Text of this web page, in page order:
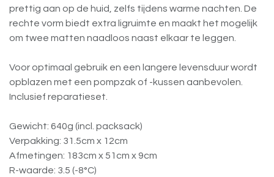
prettig aan op de huid, zelfs tijdens warme nachten. De
rechte vorm biedt extra ligruimte en maakt het mogelijk
om twee matten naadloos naast elkaar te leggen.
Voor optimaal gebruik en een langere levensduur wordt
opblazen met een pompzak of -kussen aanbevolen.
Inclusief reparatieset.
Gewicht: 640g (incl. packsack)
Verpakking: 31.5cm x 12cm
Afmetingen: 183cm x 51cm x 9cm
R-waarde: 3.5 (-8°C)